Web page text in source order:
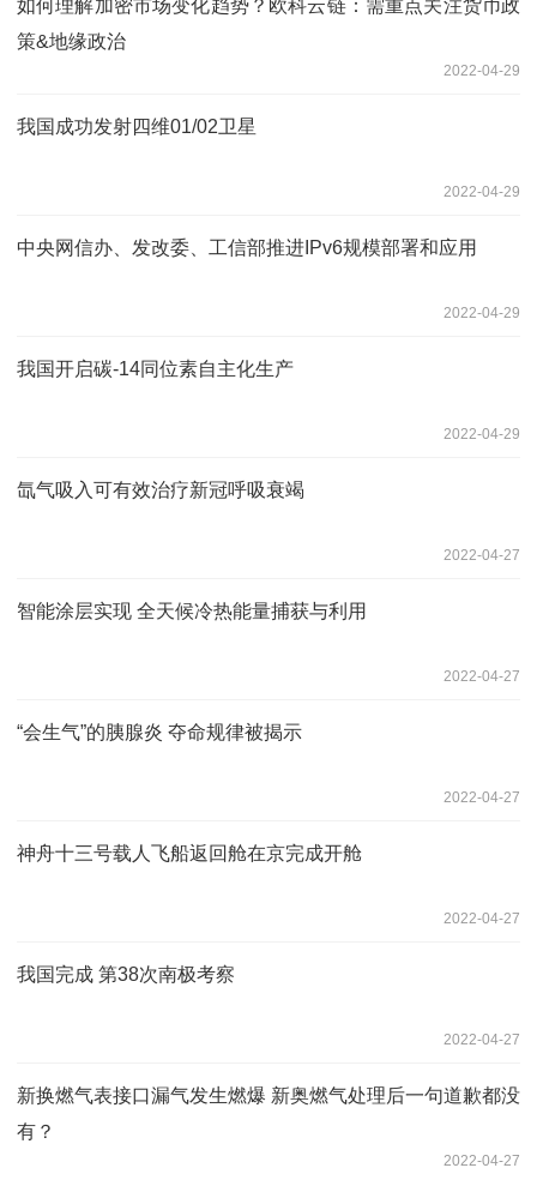
如何理解加密市场变化趋势？欧科云链：需重点关注货币政
策&地缘政治
2022-04-29
我国成功发射四维01/02卫星
2022-04-29
中央网信办、发改委、工信部推进IPv6规模部署和应用
2022-04-29
我国开启碳-14同位素自主化生产
2022-04-29
氙气吸入可有效治疗新冠呼吸衰竭
2022-04-27
智能涂层实现 全天候冷热能量捕获与利用
2022-04-27
“会生气”的胰腺炎 夺命规律被揭示
2022-04-27
神舟十三号载人飞船返回舱在京完成开舱
2022-04-27
我国完成 第38次南极考察
2022-04-27
新换燃气表接口漏气发生燃爆 新奥燃气处理后一句道歉都没
有？
2022-04-27